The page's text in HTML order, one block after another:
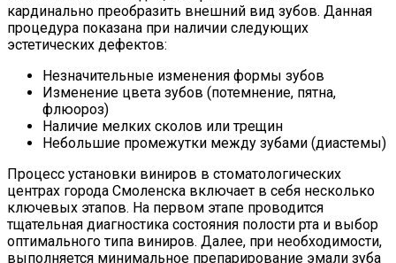
кардинально преобразить внешний вид зубов. Данная
процедура показана при наличии следующих
эстетических дефектов:
Незначительные изменения формы зубов
Изменение цвета зубов (потемнение, пятна,
флюороз)
Наличие мелких сколов или трещин
Небольшие промежутки между зубами (диастемы)
Процесс установки виниров в стоматологических
центрах города Смоленска включает в себя несколько
ключевых этапов. На первом этапе проводится
тщательная диагностика состояния полости рта и выбор
оптимального типа виниров. Далее, при необходимости,
выполняется минимальное препарирование эмали зуба